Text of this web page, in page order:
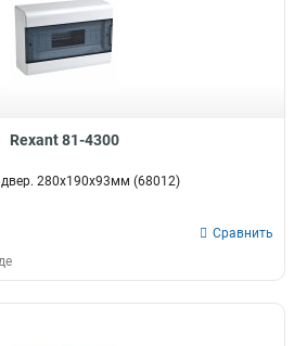
Rexant 81-4300
280х190х93мм (68012)
Сравнить